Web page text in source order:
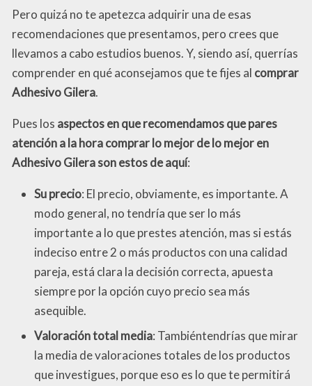
Pero quizá no te apetezca adquirir una de esas
recomendaciones que presentamos, pero crees que
llevamos a cabo estudios buenos. Y, siendo así, querrías
comprender en qué aconsejamos que te fijes al comprar
Adhesivo Gilera.
Pues los aspectos en que recomendamos que pares
atención a la hora comprar lo mejor de lo mejor en
Adhesivo Gilera son estos de aquí:
Su precio: El precio, obviamente, es importante. A
modo general, no tendría que ser lo más
importante a lo que prestes atención, mas si estás
indeciso entre 2 o más productos con una calidad
pareja, está clara la decisión correcta, apuesta
siempre por la opción cuyo precio sea más
asequible.
Valoración total media: Tambiéntendrías que mirar
la media de valoraciones totales de los productos
que investigues, porque eso es lo que te permitirá